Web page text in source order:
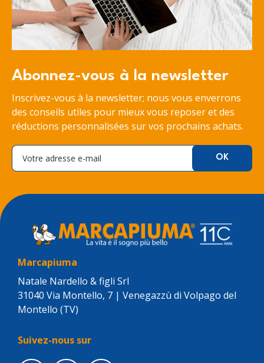
Abonnez-vous à la newsletter
Inscrivez-vous à la newsletter; nous vous enverrons
des conseils utiles pour mieux vous reposer et des
réductions personnalisées sur vos prochains achats.
Marcapiuma
Natale Nardello & figli Srl
31040 Via Montello, 7 | Venegazzù di Volpago del
Montello (TV)
Suivez-nous sur